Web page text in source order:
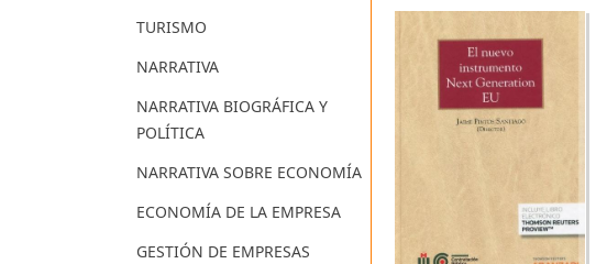
TURISMO
NARRATIVA
NARRATIVA BIOGRÁFICA Y
POLÍTICA
NARRATIVA SOBRE ECONOMÍA
ECONOMÍA DE LA EMPRESA
GESTIÓN DE EMPRESAS